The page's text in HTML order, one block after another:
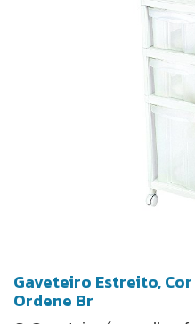
Gaveteiro Estreito,
Ordene Br